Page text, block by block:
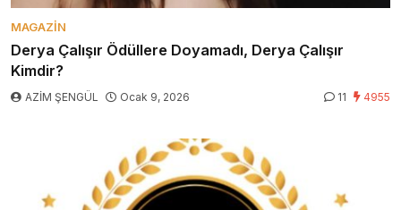
MAGAZIN
Derya Çalışır Ödüllere Doyamadı, Derya Çalışır
Kimdir?
AZİM ŞENGÜL Ocak 9, 2026 11 4955